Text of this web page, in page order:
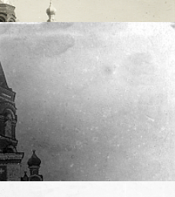
фотогалерея